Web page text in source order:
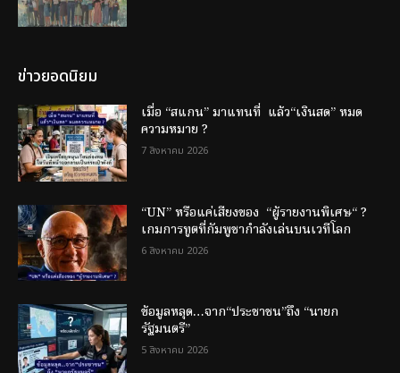
ข่าวยอดนิยม
เมื่อ “สแกน” มาแทนที่ แล้ว“เงินสด” หมด
ความหมาย ?
7 สิงหาคม 2026
“UN” หรือแค่เสียงของ “ผู้รายงานพิเศษ“ ?
เกมการทูตที่กัมพูชากำลังเล่นบนเวทีโลก
6 สิงหาคม 2026
ข้อมูลหลุด…จาก“ประชาชน”ถึง “นายก
รัฐมนตรี”
5 สิงหาคม 2026